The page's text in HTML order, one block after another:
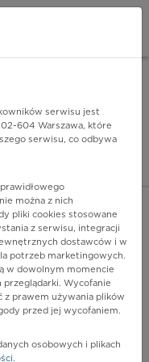
lider
znieczuleniem w
serwisu jest
02-604 Warszawa, które
serwisu, co odbywa
można z nich
pliki cookies stosowane
z serwisu, integracji
dostawców i w
potrzeb marketingowych.
w dowolnym momencie
Wycofanie
z prawem używania plików
przed jej wycofaniem.
osobowych i plikach
.
INSTALUJ